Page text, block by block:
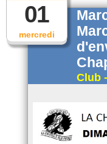
mercredi
01
Club